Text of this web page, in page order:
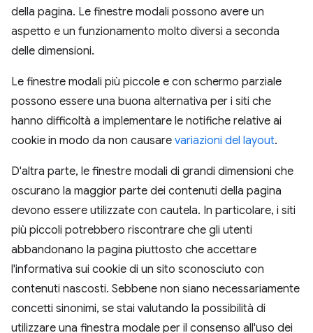
della pagina. Le finestre modali possono avere un
aspetto e un funzionamento molto diversi a seconda
delle dimensioni.
Le finestre modali più piccole e con schermo parziale
possono essere una buona alternativa per i siti che
hanno difficoltà a implementare le notifiche relative ai
cookie in modo da non causare variazioni del layout.
D'altra parte, le finestre modali di grandi dimensioni che
oscurano la maggior parte dei contenuti della pagina
devono essere utilizzate con cautela. In particolare, i siti
più piccoli potrebbero riscontrare che gli utenti
abbandonano la pagina piuttosto che accettare
l'informativa sui cookie di un sito sconosciuto con
contenuti nascosti. Sebbene non siano necessariamente
concetti sinonimi, se stai valutando la possibilità di
utilizzare una finestra modale per il consenso all'uso dei